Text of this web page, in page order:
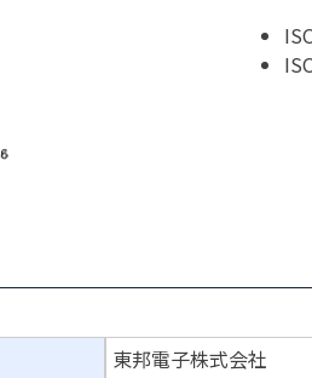
東邦電子株式会社